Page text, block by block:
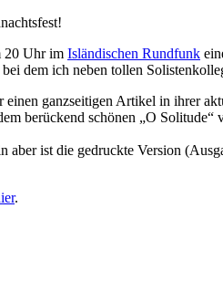
20 Uhr im Isländischen Rundfunk
dem ich neben tollen
ganzseitigen Artikel in ihrer
berückend schönen „O
ist die gedruckte Version
.